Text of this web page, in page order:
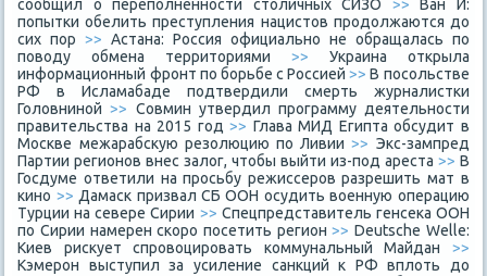
сообщил о переполненности столичных СИЗО >>Ван И:
попытки обелить преступления нацистов продолжаются до
сих пор>>Астана: Россия официально не обращалась по
поводу обмена территориями >> Украина открыла
информационный фронт по борьбе с Россией>>В посольстве
РФ в Исламабаде подтвердили смерть журналистки
Головниной>> Совмин утвердил программу деятельности
правительства на 2015 год>> Глава МИД Египта обсудит в
Москве межарабскую резолюцию по Ливии>> Экс-зампред
Партии регионов внес залог, чтобы выйти из-под ареста >> В
Госдуме ответили на просьбу режиссеров разрешить мат в
кино >> Дамаск призвал СБ ООН осудить военную операцию
Турции на севере Сирии >> Спецпредставитель генсека ООН
по Сирии намерен скоро посетить регион>> Deutsche Welle:
Киев рискует спровоцировать коммунальный Майдан >>
Кэмерон выступил за усиление санкций к РФ вплоть до